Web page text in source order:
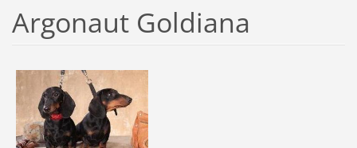
Argonaut Goldiana